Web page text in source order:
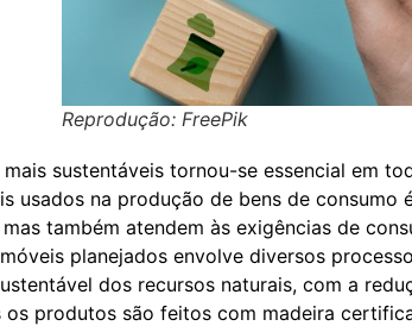
Reprodução: FreePik
sustentáveis tornou-se essencial em
usados na produção de bens de
também atendem às exigências de
planejados envolve diversos
dos recursos naturais, com a
produtos são feitos com madeira